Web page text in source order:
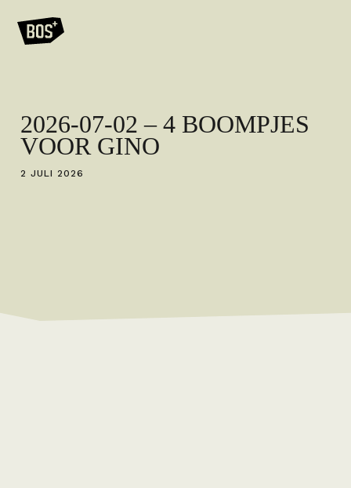
2026-07-02 – 4 BOOMPJES
VOOR GINO
2 JULI 2026